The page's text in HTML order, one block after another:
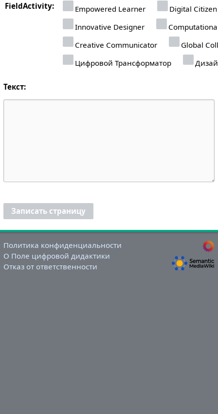
FieldActivity: Empowered Learner
Digital Citizen
Innovative Designer
Creative Communicator
Global
Цифровой Трансформатор
Текст:
Записать страницу
Политика конфиденциальности
О Поле цифровой дидактики
Отказ от ответственности